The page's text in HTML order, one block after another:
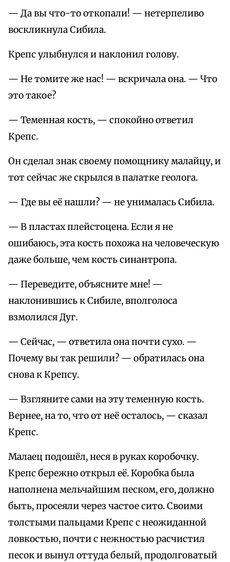
— Да вы что-то откопали! — нетерпеливо
воскликнула Сибила.
Крепс улыбнулся и наклонил голову.
— Не томите же нас! — вскричала она. — Что
это такое?
— Теменная кость, — спокойно ответил
Крепс.
Он сделал знак своему помощнику малайцу, и
тот сейчас же скрылся в палатке геолога.
— Где вы её нашли? — не унималась Сибила.
— В пластах плейстоцена. Если я не
ошибаюсь, эта кость похожа на человеческую
даже больше, чем кость синантропа.
— Переведите, объясните мне! —
наклонившись к Сибиле, вполголоса
взмолился Дуг.
— Сейчас, — ответила она почти сухо. —
Почему вы так решили? — обратилась она
снова к Крепсу.
— Взгляните сами на эту теменную кость.
Вернее, на то, что от неё осталось, — сказал
Крепс.
Малаец подошёл, неся в руках коробочку.
Крепс бережно открыл её. Коробка была
наполнена мельчайшим песком, его, должно
быть, просеяли через частое сито. Своими
толстыми пальцами Крепс с неожиданной
ловкостью, почти с нежностью расчистил
песок и вынул оттуда белый, продолговатый